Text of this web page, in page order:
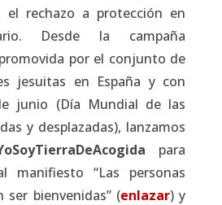
el rechazo a protección en
Desde la campaña
promovida por el conjunto de
jesuitas en España y con
junio (Día Mundial de las
y desplazadas), lanzamos
para
manifiesto “Las personas
ser bienvenidas” (enlazar) y